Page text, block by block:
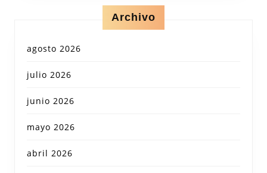
Archivo
agosto 2026
julio 2026
junio 2026
mayo 2026
abril 2026